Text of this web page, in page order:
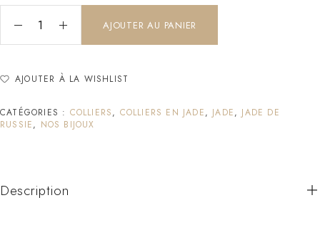
AJOUTER AU PANIER
AJOUTER À LA WISHLIST
CATÉGORIES : COLLIERS, COLLIERS EN JADE, JADE, JADE DE
RUSSIE, NOS BIJOUX
Description